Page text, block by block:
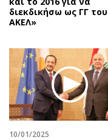
διεκδικήσω ως ΓΓ του
ΑΚΕΛ»
10/01/2025